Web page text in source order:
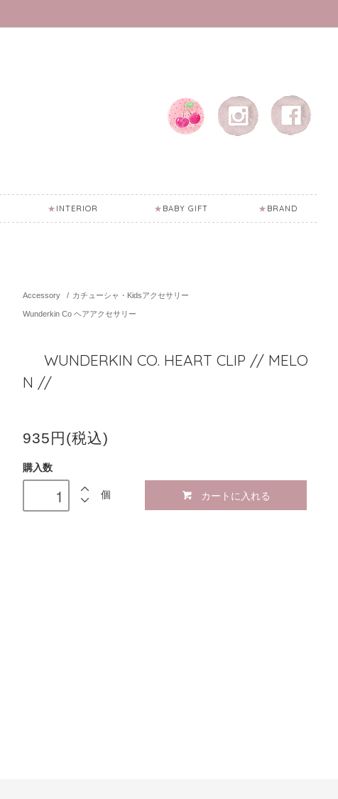
INTERIOR BABY GIFT BRAND
Accessory / カチューシャ・Kidsアクセサリー
Wunderkin Co ヘアアクセサリー
WUNDERKIN CO. HEART CLIP // MELO
N //
935円(税込)
購入数
個 カートに入れる